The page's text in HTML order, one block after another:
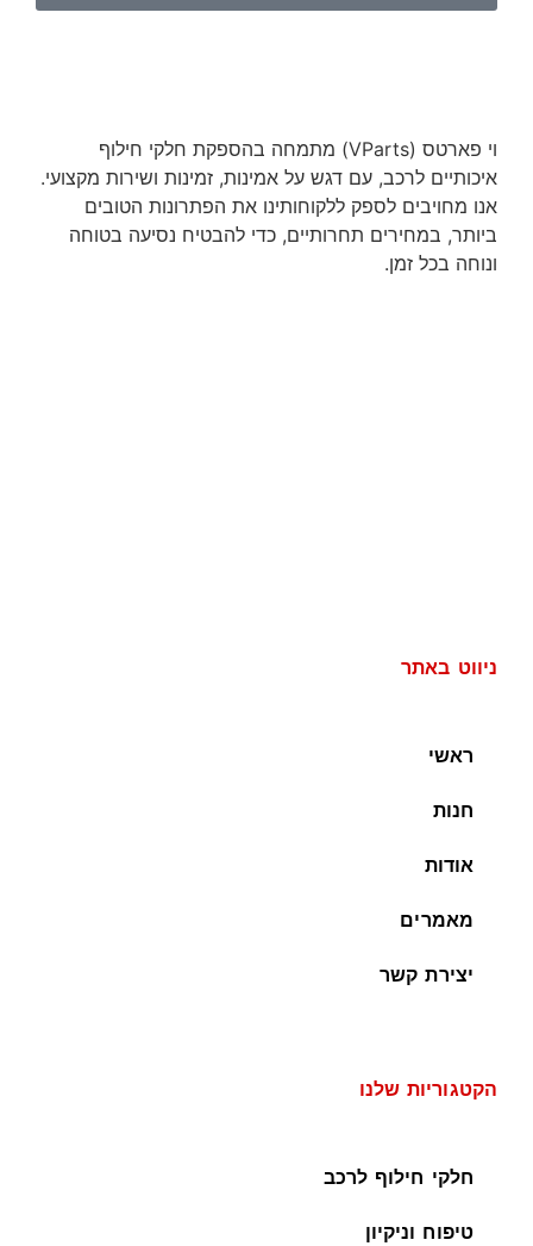
וי פארטס (VParts) מתמחה בהספקת חלקי חילוף
איכותיים לרכב, עם דגש על אמינות, זמינות ושירות מקצועי.
אנו מחויבים לספק ללקוחותינו את הפתרונות הטובים
ביותר, במחירים תחרותיים, כדי להבטיח נסיעה בטוחה
ונוחה בכל זמן.
ניווט באתר
ראשי
חנות
אודות
מאמרים
יצירת קשר
הקטגוריות שלנו
חלקי חילוף לרכב
טיפוח וניקיון